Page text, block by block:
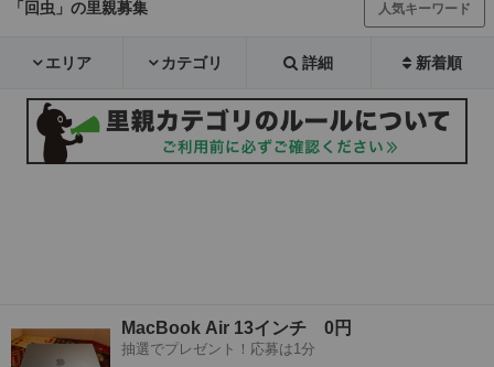
「回虫」の里親募集 人気キーワード
エリア カテゴリ 詳細 新着順
MacBook Air 13インチ 0円
抽選でプレゼント！応募は1分